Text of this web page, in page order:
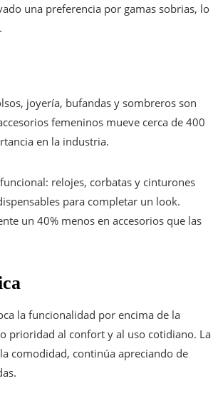
una preferencia por gamas sobrias, lo
joyería, bufandas y sombreros son
femeninos mueve cerca de 400
en la industria.
relojes, corbatas y cinturones
para completar un look.
un 40% menos en accesorios que las
la funcionalidad por encima de la
prioridad al confort y al uso cotidiano. La
comodidad, continúa apreciando de